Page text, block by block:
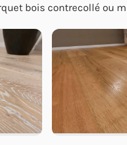
bois contrecollé ou